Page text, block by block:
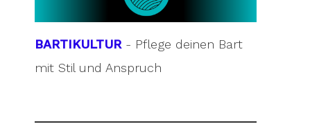
BARTIKULTUR- Pflege deinen Bart
mit Stil und Anspruch